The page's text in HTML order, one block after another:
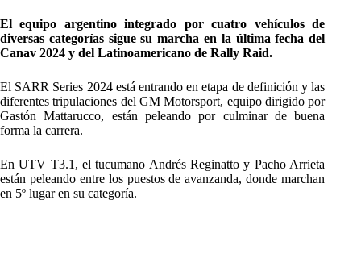
El equipo argentino integrado por cuatro vehículos de
diversas categorías sigue su marcha en la última fecha del
Canav 2024 y del Latinoamericano de Rally Raid.
El SARR Series 2024 está entrando en etapa de definición y las
diferentes tripulaciones del GM Motorsport, equipo dirigido por
Gastón Mattarucco, están peleando por culminar de buena
forma la carrera.
En UTV T3.1, el tucumano Andrés Reginatto y Pacho Arrieta
están peleando entre los puestos de avanzanda, donde marchan
en 5º lugar en su categoría.